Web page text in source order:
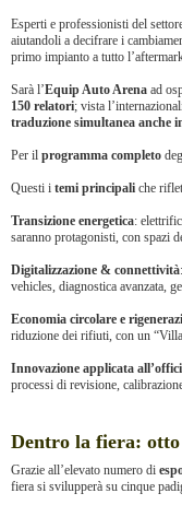
Esperti e professionisti del
aiutandoli a decifrare i
primo impianto a tutto
Sarà l’Equip Auto Arena ad
150 relatori; vista
traduzione simultanea anche
Per il programma completo
Questi i temi principali che
Transizione energetica:
saranno protagonisti, con spazi
Digitalizzazione & connettività
vehicles, diagnostica avanzata,
Economia circolare e
riduzione dei rifiuti, con un
Innovazione applicata
processi di revisione,
Dentro la fiera:
Grazie all’elevato numero di
fiera si svilupperà su cinque